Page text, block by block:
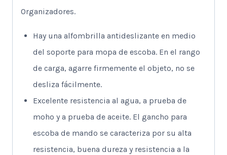
Organizadores.
Hay una alfombrilla antideslizante en medio
del soporte para mopa de escoba. En el rango
de carga, agarre firmemente el objeto, no se
desliza fácilmente.
Excelente resistencia al agua, a prueba de
moho y a prueba de aceite. El gancho para
escoba de mando se caracteriza por su alta
resistencia, buena dureza y resistencia a la